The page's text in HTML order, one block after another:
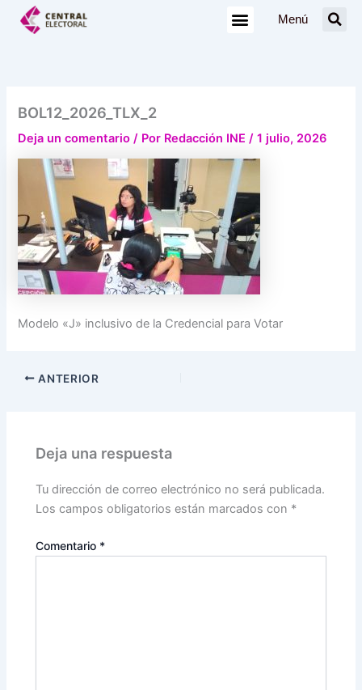
Menú
BOL12_2026_TLX_2
Deja un comentario / Por Redacción INE/1 julio, 2026
Modelo «J» inclusivo de la Credencial para Votar
ANTERIOR
Deja una respuesta
Tu dirección de correo electrónico no será publicada.
Los campos obligatorios están marcados con *
Comentario *